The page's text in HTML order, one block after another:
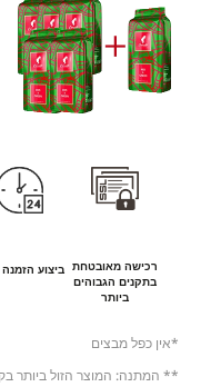
רכישה מאובטחת
בתקנים הגבוהים
ביותר
ביצוע הזמנה 24/7
*אין כפל מבצים
** המתנה: המוצר הזול ביותר בקנייה